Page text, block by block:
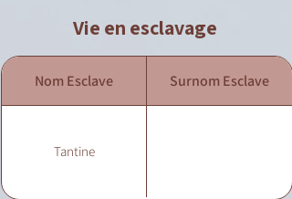
Vie en esclavage
Nom Esclave Surnom Esclave
Tantine